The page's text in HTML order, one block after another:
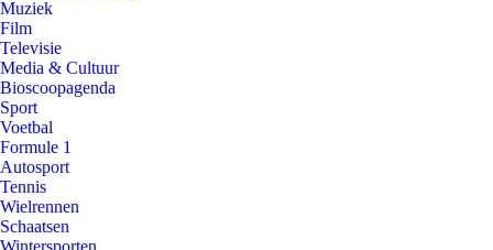
Muziek
Film
Televisie
Media & Cultuur
Bioscoopagenda
Sport
Voetbal
Formule 1
Autosport
Tennis
Wielrennen
Schaatsen
Wintersporten